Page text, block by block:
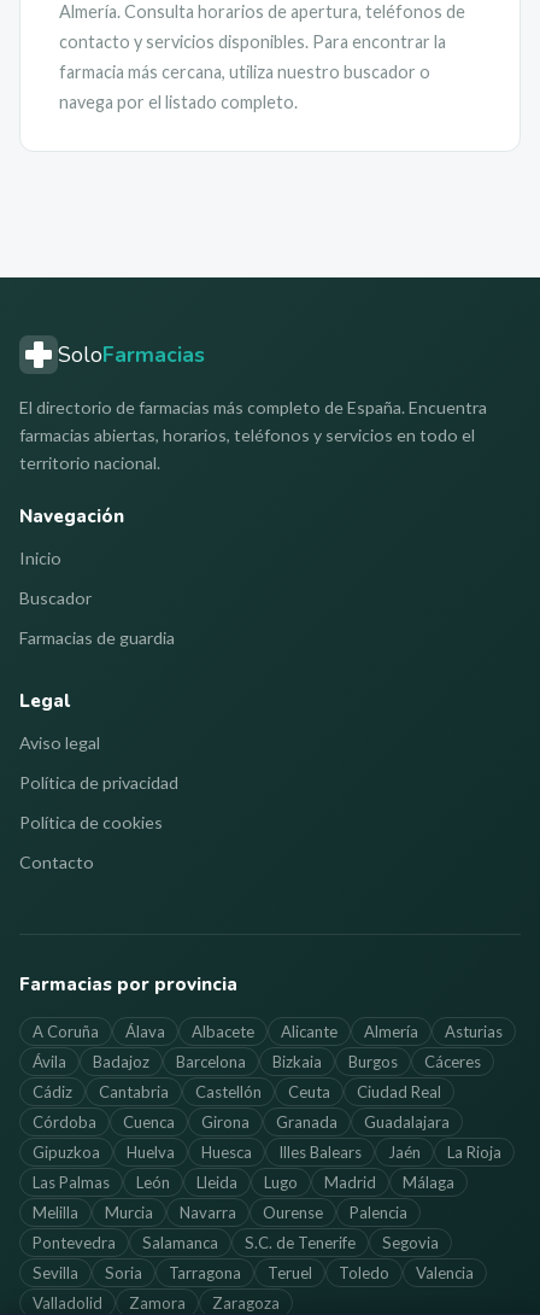
Almería. Consulta horarios de apertura, teléfonos de
contacto y servicios disponibles. Para encontrar la
farmacia más cercana, utiliza nuestro buscador o
navega por el listado completo.
SoloFarmacias
El directorio de farmacias más completo de España. Encuentra
farmacias abiertas, horarios, teléfonos y servicios en todo el
territorio nacional.
Navegación
Inicio
Buscador
Farmacias de guardia
Legal
Aviso legal
Política de privacidad
Política de cookies
Contacto
Farmacias por provincia
A Coruña Álava Albacete Alicante Almería
Asturias
Ávila
Badajoz Barcelona Bizkaia Burgos
Cáceres
Cádiz
Cantabria Castellón Ceuta
Ciudad Real
Córdoba
Cuenca Girona Granada
Guadalajara
Gipuzkoa
Huelva Huesca Illes Balears Jaén
La Rioja
Las Palmas
León Lleida Lugo Madrid
Málaga
Melilla
Murcia Navarra Ourense
Palencia
Pontevedra
Salamanca S.C. de Tenerife
Segovia
Sevilla
Soria Tarragona Teruel Toledo
Valencia
Valladolid
Zamora Zaragoza